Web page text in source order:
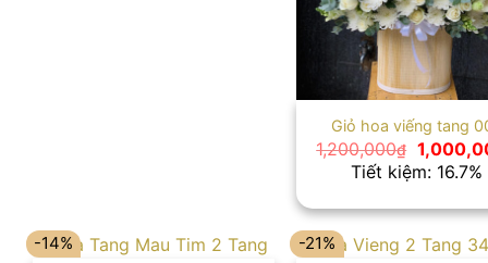
Giỏ hoa viếng tang
1,200,000₫ Giá
gốc
là:
Tiết kiệm: 16.7%
-14% -21%